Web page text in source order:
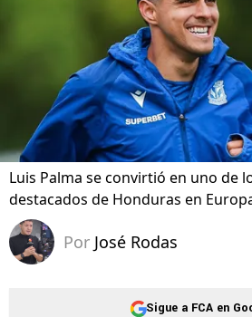
Luis Palma se convirtió en uno de
destacados de Honduras en
Por José Rodas
Sigue a FCA en